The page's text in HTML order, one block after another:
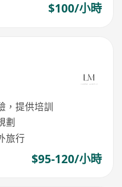
$100/小時
，提供培訓
劃
旅行
$95-120/小時